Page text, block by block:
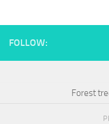
FOLLOW:
Forest